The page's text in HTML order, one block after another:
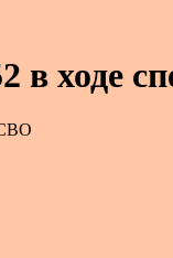
в ходе
СВО